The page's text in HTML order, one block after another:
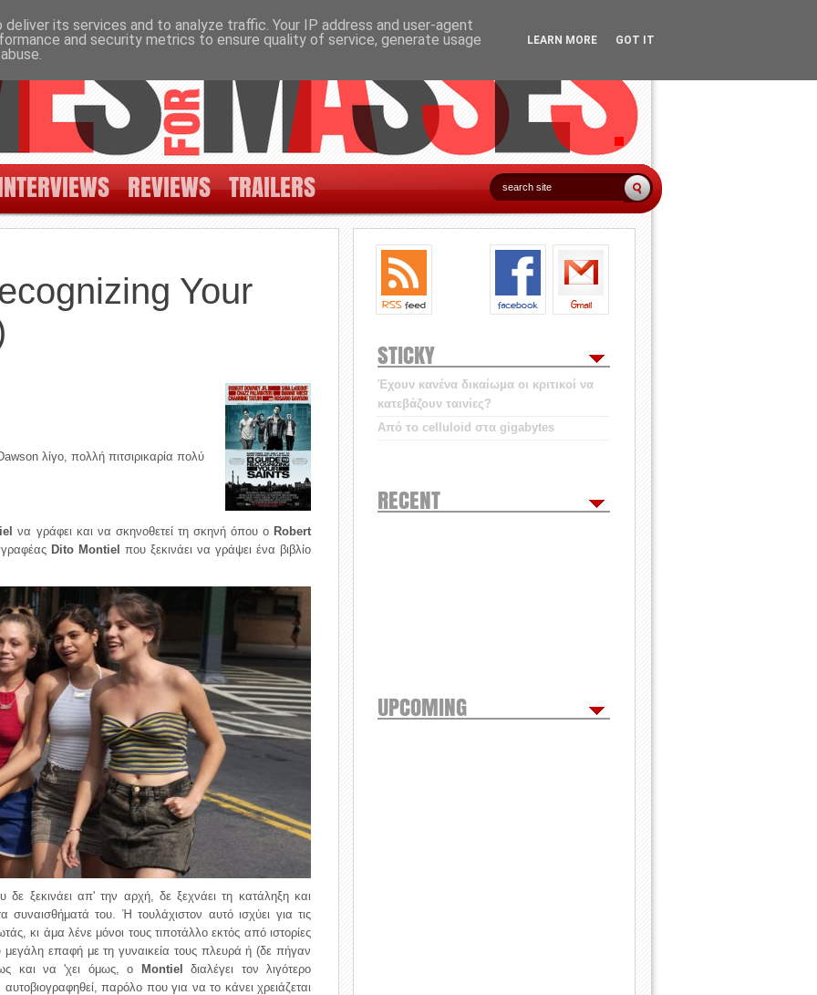
REVIEWS TRAILERS
Your
λίγο, πολλή πιτσιρικαρία πολύ
να γράφει και να σκηνοθετεί τη σκηνή όπου ο Robert
Dito Montiel που ξεκινάει να γράψει ένα βιβλίο
δε ξεκινάει απ' την αρχή, δε ξεχνάει τη κατάληξη και
συναισθήματά του. Ή τουλάχιστον αυτό ισχύει για τις
κι άμα λένε μόνοι τους τιποτάλλο εκτός από ιστορίες
επαφή με τη γυναικεία τους πλευρά ή (δε πήγαν
και να 'χει όμως, ο
Montiel
διαλέγει τον λιγότερο
παρόλο που για να το κάνει χρειάζεται
STICKY
Έχουν κανένα δικαίωμα οι κριτικοί να
κατεβάζουν ταινίες?
Από το celluloid στα gigabytes
RECENT
UPCOMING
its services and to analyze traffic. Your IP address and user-agent
and security metrics to ensure quality of service, generate usage
LEARN MORE GOT IT